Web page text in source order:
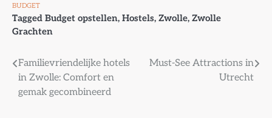
BUDGET
Tagged Budget opstellen, Hostels, Zwolle, Zwolle
Grachten
Bericht
navigatie
Familievriendelijke hotels
in Zwolle: Comfort en
gemak gecombineerd
Must-See Attractions in
Utrecht